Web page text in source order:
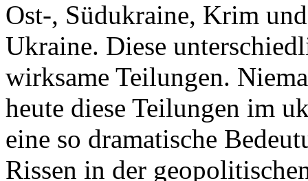
Ost-, Südukraine, Krim
Ukraine. Diese
wirksame Teilungen.
heute diese Teilungen im
eine so dramatische
Rissen in der